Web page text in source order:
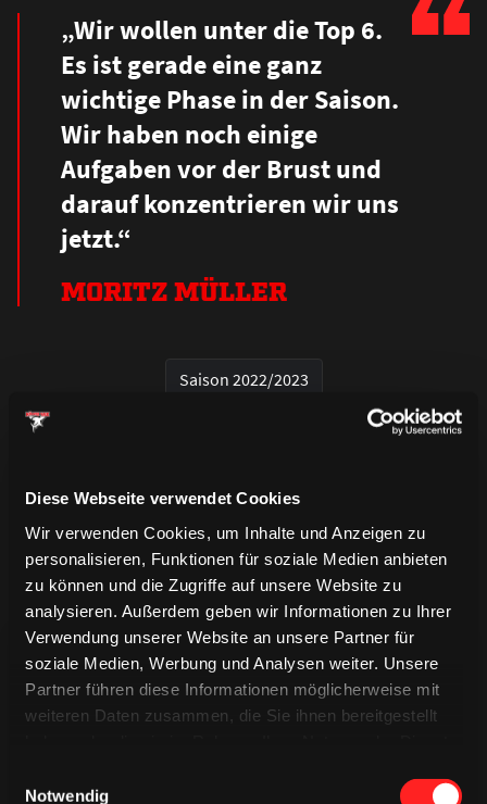
Diese Webseite verwendet Cookies
Wir verwenden Cookies, um Inhalte und Anzeigen zu
personalisieren, Funktionen für soziale Medien anbieten
zu können und die Zugriffe auf unsere Website zu
analysieren. Außerdem geben wir Informationen zu Ihrer
Verwendung unserer Website an unsere Partner für
soziale Medien, Werbung und Analysen weiter. Unsere
Partner führen diese Informationen möglicherweise mit
weiteren Daten zusammen, die Sie ihnen bereitgestellt
Notwendig
„Wir wollen unter die Top 6.
Es ist gerade eine ganz
wichtige Phase in der Saison.
Wir haben noch einige
Aufgaben vor der Brust und
darauf konzentrieren wir uns
jetzt.“
MORITZ MÜLLER
Saison 2022/2023